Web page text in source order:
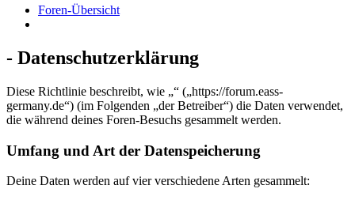
Foren-Übersicht
- Datenschutzerklärung
Diese Richtlinie beschreibt, wie „“ („https://forum.eass-
germany.de“) (im Folgenden „der Betreiber“) die Daten verwendet,
die während deines Foren-Besuchs gesammelt werden.
Umfang und Art der Datenspeicherung
Deine Daten werden auf vier verschiedene Arten gesammelt: